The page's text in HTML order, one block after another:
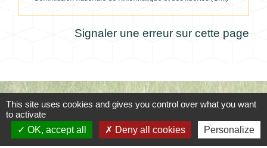
Signaler une erreur sur cette page
Contacts
Commune de Coursac
1 place de la Mairie
This site uses cookies and gives you control over what you want
to activate
OK, accept all
Deny all cookies Personalize